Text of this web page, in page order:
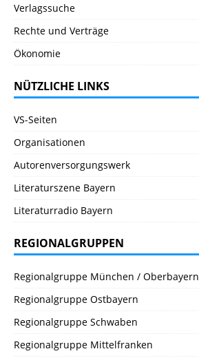
Verlagssuche
Rechte und Verträge
Ökonomie
NÜTZLICHE LINKS
VS-Seiten
Organisationen
Autorenversorgungswerk
Literaturszene Bayern
Literaturradio Bayern
REGIONALGRUPPEN
Regionalgruppe München / Oberbayern
Regionalgruppe Ostbayern
Regionalgruppe Schwaben
Regionalgruppe Mittelfranken